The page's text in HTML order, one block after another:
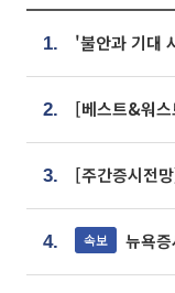
1.
2.
3.
4. 속보 뉴욕